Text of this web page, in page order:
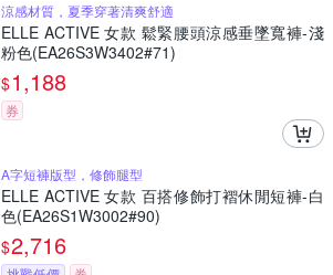
涼感材質，夏季穿著清爽舒適
ELLE ACTIVE 女款 鬆緊腰頭涼感垂墜寬褲-淺
粉色(EA26S3W3402#71)
$1,188
券
A字短褲版型，修飾腿型
ELLE ACTIVE 女款 百搭修飾打褶休閒短褲-白
色(EA26S1W3002#90)
$2,716